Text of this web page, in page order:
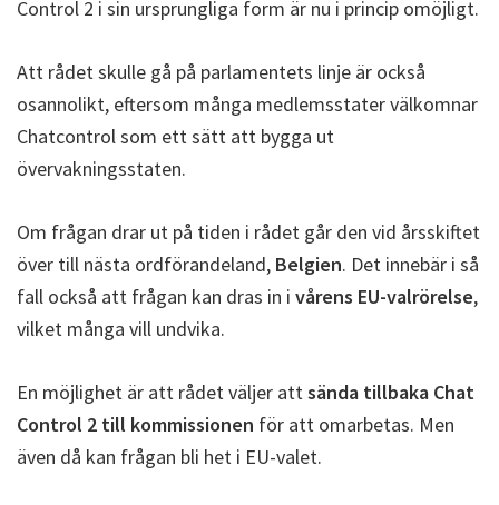
Control 2 i sin ursprungliga form är nu i princip omöjligt.
Att rådet skulle gå på parlamentets linje är också
osannolikt, eftersom många medlemsstater välkomnar
Chatcontrol som ett sätt att bygga ut
övervakningsstaten.
Om frågan drar ut på tiden i rådet går den vid årsskiftet
över till nästa ordförandeland, Belgien. Det innebär i så
fall också att frågan kan dras in i vårens EU-valrörelse,
vilket många vill undvika.
En möjlighet är att rådet väljer attsända tillbaka Chat
Control 2 till kommissionen för att omarbetas. Men
även då kan frågan bli het i EU-valet.